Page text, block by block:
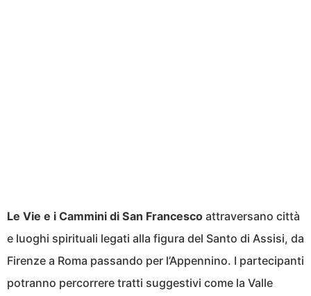
Le Vie e i Cammini di San Francesco attraversano città
e luoghi spirituali legati alla figura del Santo di Assisi, da
Firenze a Roma passando per l’Appennino. I partecipanti
potranno percorrere tratti suggestivi come la Valle